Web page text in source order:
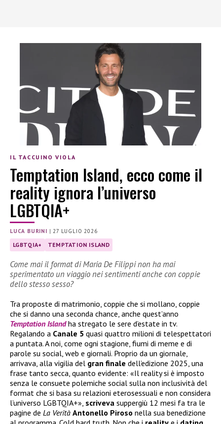
IL TACCUINO VIOLA
Temptation Island, ecco come il
reality ignora l’universo
LGBTQIA+
LUCA BURINI | 27 LUGLIO 2026
LGBTQIA+ TEMPTATION ISLAND
Come mai il format di Maria De Filippi non ha mai
sperimentato un viaggio nei sentimenti anche con coppie
dello stesso sesso?
Tra proposte di matrimonio, coppie che si mollano, coppie
che si danno una seconda chance, anche quest’anno
Temptation Islandha stregato le sere d’estate in tv.
Regalando a Canale 5 quasi quattro milioni di telespettatori
a puntata. A noi, come ogni stagione, fiumi di meme e di
parole su social, web e giornali. Proprio da un giornale,
arrivava, alla vigilia del gran finale dell’edizione 2025, una
frase tanto secca, quanto evidente: «Il reality si è imposto
senza le consuete polemiche social sulla non inclusività del
format che si basa su relazioni eterosessuali e non considera
l’universo LGBTQIA+», scriveva suppergiù 12 mesi fa tra le
pagine de La Verità Antonello Piroso nella sua benedizione